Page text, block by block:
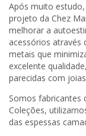
Após muito
projeto da Chez
melhorar a
acessórios através
metais que
excelente
parecidas com
Somos fabricantes
Coleções,
das espessas